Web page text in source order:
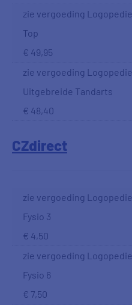
zie vergoeding Logopedie
Top
€ 49,95
zie vergoeding Logopedie
Uitgebreide Tandarts
€ 48,40
CZdirect
zie vergoeding Logopedie
Fysio 3
€ 4,50
zie vergoeding Logopedie
Fysio 6
€ 7,50